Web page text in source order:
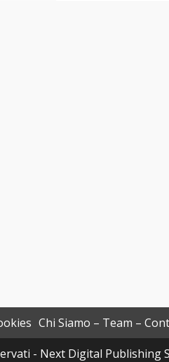
Chi Siamo – Team –
- Next Digital Publishing